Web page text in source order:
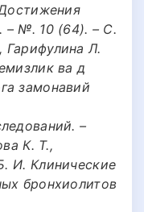
– №. 10 (64). – С.
Л.
ва д
замонавий
–
К. Т.,
И. Клинические
бронхиолитов